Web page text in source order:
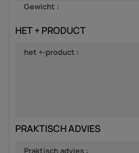
Gewicht :
HET + PRODUCT
het +-product :
PRAKTISCH ADVIES
Praktisch advies :